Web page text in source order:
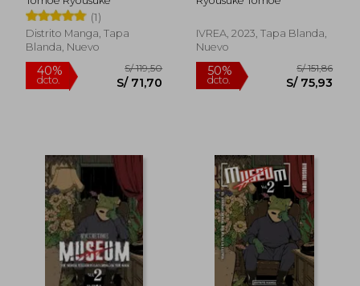
(1)
Distrito Manga, Tapa
Blanda, Nuevo
40%
dcto.
S/ 119,50
S/ 71,70
IVREA, 2023, Tapa Blanda,
Nuevo
50%
dcto.